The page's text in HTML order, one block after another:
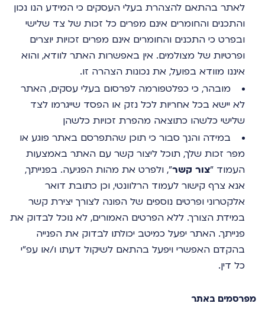
לאתר בהתאם להצהרת בעלי העסקים כי המידע הנו נכון
והתכנים והחומרים אינם מפרים כל זכות של צד שלישי
ובפרט כי התכנים והחומרים אינם מפרים זכויות יוצרים
ופרטיות של מצולמים. אין באפשרות האתר לוודא, והוא
איננו מוודא בפועל, את נכונות הצהרה זו.
מובהר, כי כפלטפורמה לפרסום בעלי עסקים, האתר
לא יישא בכל אחריות לכל נזק או הפסד שייגרמו לצד
שלישי כלשהו כתוצאה מהפרת זכויות כלשהן
במידה והנך סבור כי תוכן שהתפרסם באתר פוגע או
מפר זכות שלך, תוכל ליצור קשר עם האתר באמצעות
העמוד "צור קשר", ולפרט את מהות הפגיעה. בפנייתך,
אנא צרף קישור לעמוד הרלוונטי, וכן כתובת דואר
אלקטרוני ופרטים נוספים של הפונה לצורך יצירת קשר
במידת הצורך. ללא הפרטים האמורים, לא נוכל לבדוק את
פנייתך. האתר יפעל כמיטב יכולתו לבדוק את הפנייה
בהקדם האפשרי ויפעל בהתאם לשיקול דעתו ו/או עפ"י
כל דין.
מפרסמים באתר